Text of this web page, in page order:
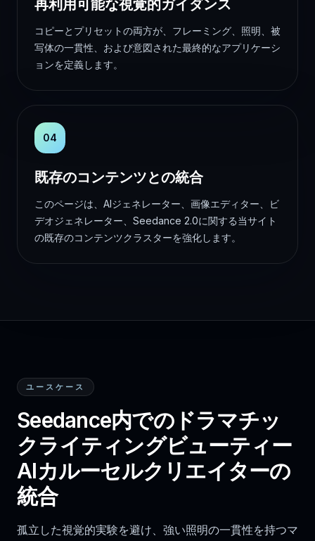
再利用可能な視覚的ガイダンス
コピーとプリセットの両方が、フレーミング、照明、被
写体の一貫性、および意図された最終的なアプリケーシ
ョンを定義します。
04
既存のコンテンツとの統合
このページは、AIジェネレーター、画像エディター、ビ
デオジェネレーター、Seedance 2.0に関する当サイト
の既存のコンテンツクラスターを強化します。
ユースケース
Seedance内でのドラマチッ
クライティングビューティー
AIカルーセルクリエイターの
統合
孤立した視覚的実験を避け、強い照明の一貫性を持つマ